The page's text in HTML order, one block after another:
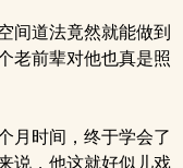
间道法竟然就能做到
老前辈对他也真是照
月时间，终于学会了
说，他这就好似儿戏